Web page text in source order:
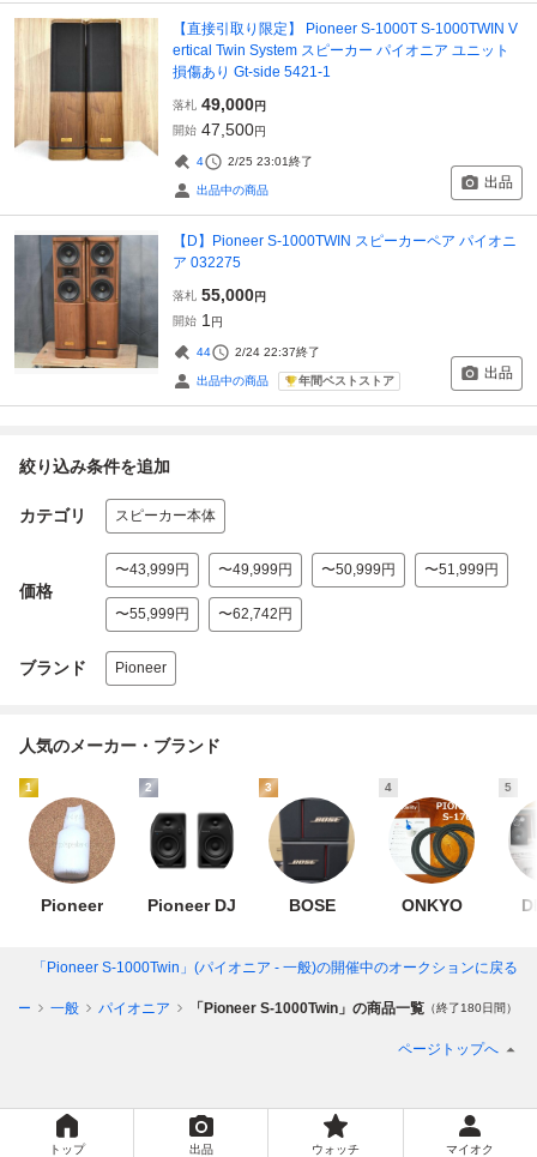
【直接引取り限定】 Pioneer S-1000T S-1000TWIN V
ertical Twin System スピーカー パイオニア ユニット
損傷あり Gt-side 5421-1
落札 49,000円
開始 47,500円
4 2/25 23:01終了
出品中の商品 出品
【D】Pioneer S-1000TWIN スピーカーペア パイオニ
ア 032275
落札 55,000円
開始 1 円
44 2/24 22:37終了
出品中の商品 年間ベストストア 出品
絞り込み条件を追加
カテゴリ スピーカー本体
価格
〜43,999円 〜49,999円 〜50,999円 〜51,999円
〜55,999円 〜62,742円
ブランド Pioneer
人気のメーカー・ブランド
1
Pioneer
2
Pioneer DJ
3
BOSE
4
ONKYO
5
「Pioneer S-1000Twin」(パイオニア - 一般)の開催中のオークションに戻る
ー 一般 パイオニア 「Pioneer S-1000Twin」の商品一覧 （終了180日間）
ページトップへ
トップ 出品 ウォッチ マイオク